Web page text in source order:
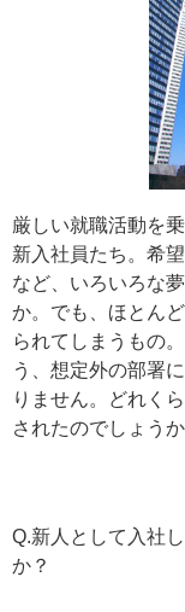
厳しい就職活動を
新入社員たち。希
など、いろいろな
か。でも、ほとん
られてしまうもの
う、想定外の部署
りません。どれく
されたのでしょう
Q.新人として入社
か？